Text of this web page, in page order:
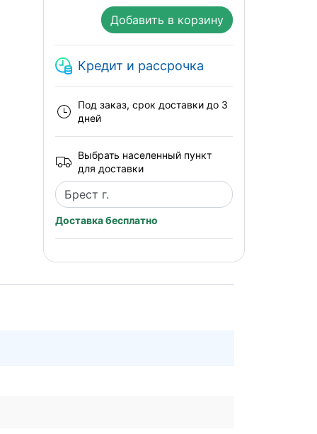
Добавить в корзину
Кредит и рассрочка
Под заказ, срок доставки до 3
дней
Выбрать населенный пункт
для доставки
Доставка бесплатно